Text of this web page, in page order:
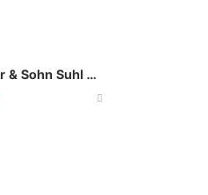
J. P. Sauer & Sohn Suhl Süperpoze